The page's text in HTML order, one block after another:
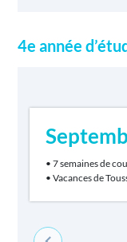
4e année
• 7 semaines de
• Vacances de